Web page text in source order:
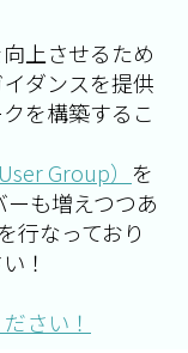
上させるため
ダンスを提供
を構築するこ
Group） を
も増えつつあ
行なっており
！
さい！